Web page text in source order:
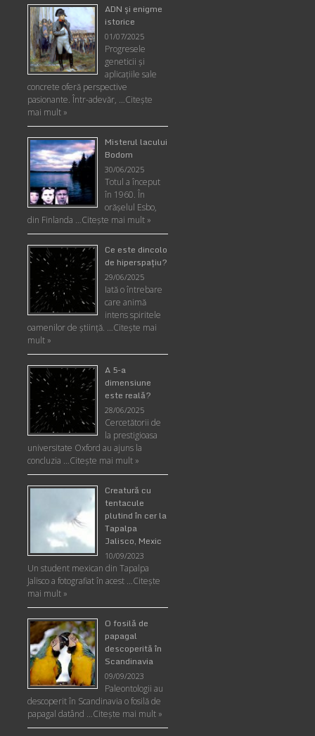
ADN şi enigme
istorice
01/07/2025
Progresele
geneticii şi
aplicaţiile sale
concrete oferă perspective
pasionante. Într-adevăr, …Citește
mai mult »
Misterul lacului
Bodom
30/06/2025
Totul a început
în 1960. În
orășelul Esbo,
din Finlanda …Citește mai mult »
Ce este dincolo
de hiperspaţiu?
29/06/2025
Iată o întrebare
care animă
intens spiritele
oamenilor de ştiinţă. …Citește mai
mult »
A 5-a
dimensiune
este reală?
28/06/2025
Cercetătorii de
la prestigioasa
universitate Oxford au ajuns la
concluzia …Citește mai mult »
Creatură cu
tentacule
plutind în cer la
Tapalpa
Jalisco, Mexic
10/09/2023
Un student mexican din Tapalpa
Jalisco a fotografiat în acest …Citește
mai mult »
O fosilă de
papagal
descoperită în
Scandinavia
09/09/2023
Paleontologii au
descoperit în Scandinavia o fosilă de
papagal datând …Citește mai mult »